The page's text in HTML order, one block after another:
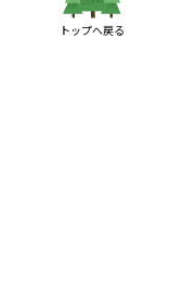
トップへ戻る